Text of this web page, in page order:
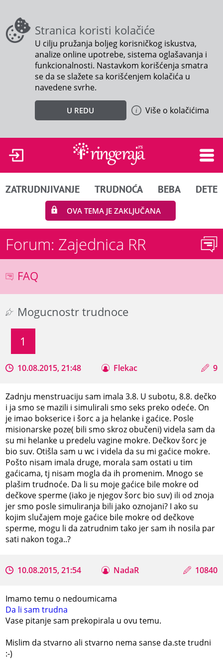
Stranica koristi kolačiće
U cilju pružanja boljeg korisničkog iskustva,
analize online upotrebe, sistema oglašavanja i
funkcionalnosti. Nastavkom korišćenja smatra
se da se slažete sa korišćenjem kolačića u
navedene svrhe.
U REDU Više o kolačićima
ZATRUDNJIVANJE TRUDNOĆA BEBA DETE
OVA TEMA JE ZAKLJUČANA
Forum: Zajednica RR
FAQ
Mogucnostr trudnoce
1
10.08.2015, 21:48 Flekac 9
Zadnju menstruaciju sam imala 3.8. U subotu, 8.8. dečko
i ja smo se mazili i simulirali smo seks preko odeće. On
je imao bokserice i šorc a ja helanke i gaćice. Posle
misionarske poze( bili smo skroz obučeni) videla sam da
su mi helanke u predelu vagine mokre. Dečkov šorc je
bio suv. Otišla sam u wc i videla da su mi gaćice mokre.
Pošto nisam imala druge, morala sam ostati u tim
gaćicama, tj nisam mogla da ih promenim. Mnogo se
plašim trudnoće. Da li su moje gaćice bile mokre od
dečkove sperme (iako je njegov šorc bio suv) ili od znoja
jer smo posle simuliranja bili jako oznojani? I ako su
kojim slučajem moje gaćice bile mokre od dečkove
sperme, mogu li da zatrudnim tako jer sam ih nosila par
sati nakon toga..?
10.08.2015, 21:54 NadaR 10840
Imamo temu o nedoumicama
Da li sam trudna
Vase pitanje sam prekopirala u ovu temu.
Mislim da stvarno ali stvarno nema sanse da.ste trudni
:-)